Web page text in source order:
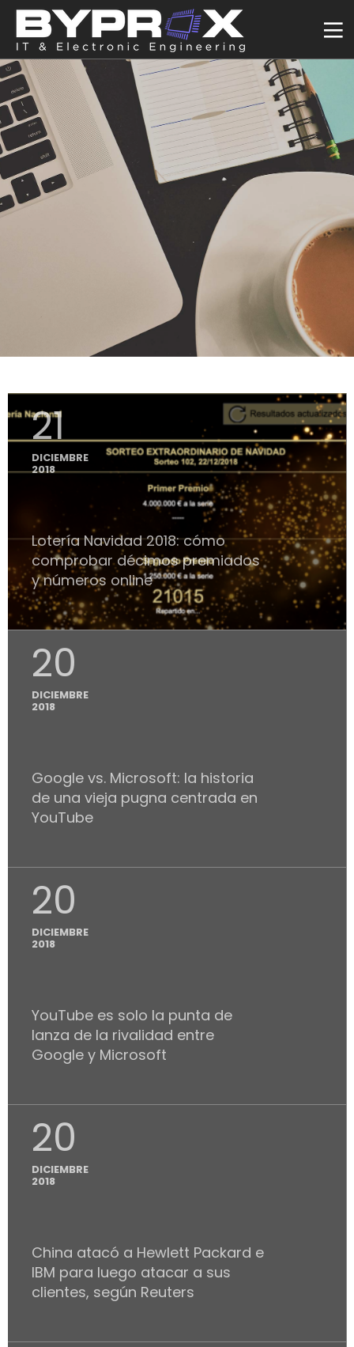
21
DICIEMBRE
2018
Lotería Navidad 2018: cómo
comprobar décimos premiados
y números online
20
DICIEMBRE
2018
Google vs. Microsoft: la historia
de una vieja pugna centrada en
YouTube
20
DICIEMBRE
2018
YouTube es solo la punta de
lanza de la rivalidad entre
Google y Microsoft
20
DICIEMBRE
2018
China atacó a Hewlett Packard e
IBM para luego atacar a sus
clientes, según Reuters